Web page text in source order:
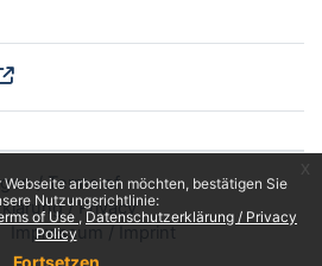
arbeiten möchten, bestätigen Sie
Nutzungsrichtlinie:
of Use
Datenschutzerklärung / Privacy
Policy
Fortsetzen
/ Terms of
/ Privacy
Impressum / Imprint